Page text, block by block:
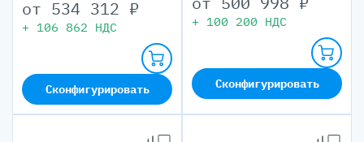
от 534 312 ₽
+ 106 862 НДС
Сконфигурировать
+ 100 200 НДС
Сконфигурировать